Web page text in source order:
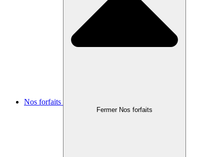
Nos forfaits
Fermer Nos forfaits